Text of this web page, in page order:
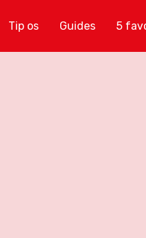
Tip os Guides 5